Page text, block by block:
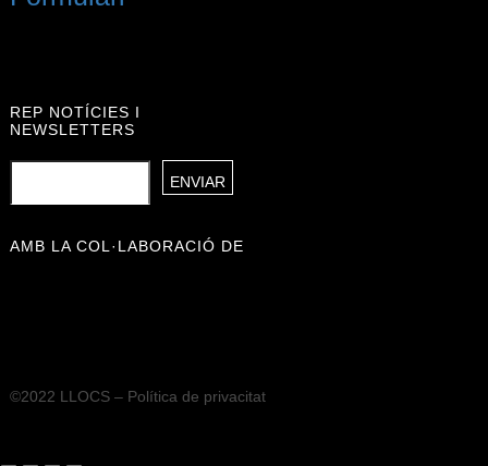
REP NOTÍCIES I
NEWSLETTERS
AMB LA COL·LABORACIÓ DE
©2022 LLOCS – Política de privacitat